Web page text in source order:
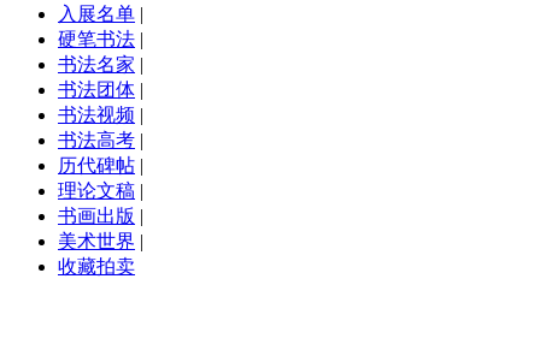
入展名单 |
硬笔书法 |
书法名家 |
书法团体 |
书法视频 |
书法高考 |
历代碑帖 |
理论文稿 |
书画出版 |
美术世界 |
收藏拍卖